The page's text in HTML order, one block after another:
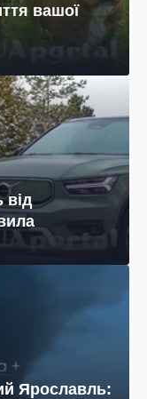
вашої
від
Ярославль: